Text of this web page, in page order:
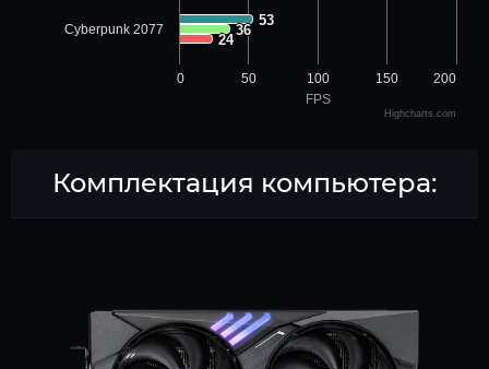
FPS
53
53
36
36
24
24
0 50 100 150 200
Cyberpunk 2077
Highcharts.com
Комплектация компьютера: